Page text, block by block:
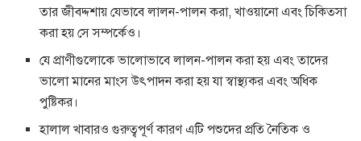
তার জীবদ্দশায় যেভাবে লালন-পালন করা, খাওয়ানো এবং চিকিত্সা
করা হয় সে সম্পর্কেও।
যে প্রাণীগুলোকে ভালোভাবে লালন-পালন করা হয় এবং তাদের
ভালো মানের মাংস উৎপাদন করা হয় যা স্বাস্থ্যকর এবং অধিক
পুষ্টিকর।
হালাল খাবারও গুরুত্বপূর্ণ কারণ এটি পশুদের প্রতি নৈতিক ও